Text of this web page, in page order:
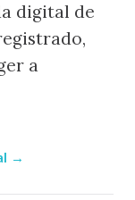
digital de
a
→